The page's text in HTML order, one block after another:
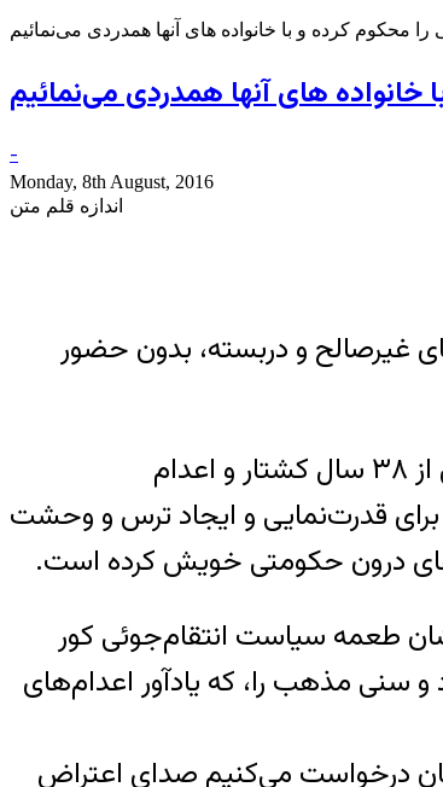
محکوم کرده و با خانواده های آنها همدردی می‌نمائیم
های آنها همدردی می‌نمائیم
-
Monday, 8th August, 2016
اندازه قلم متن
در دادگاه‌های غیرصالح و دربسته، بدون حضور
اعدام جمعی‌یِ آنها یک‌بار دیگر این واقعیت دردناک را در برابر ما به نمایش گذاشت که جمهوری اسلامی پس از ۳۸ سال کشتار و اعدام
برای قدرت‌نمایی و ایجاد ترس و وحشت
درون حکومتی خویش کرده است.
طعمه سیاست انتقام‌جوئی کور
مذهب را، که یادآور اعدام‌های
درخواست می‌کنیم صدای اعتراض